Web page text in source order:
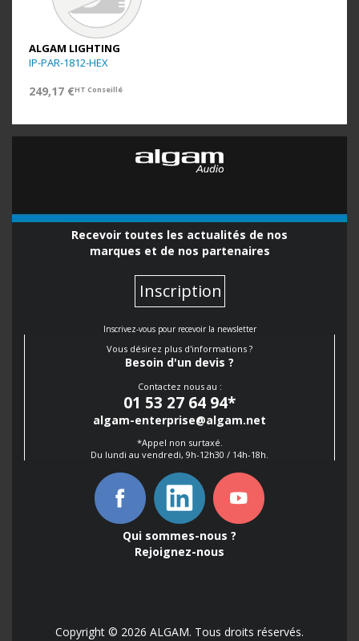
ALGAM LIGHTING
IP-PAR-1812-HEX
249,17 €HT Conseillé
Recevoir toutes les actualités de nos
marques et de nos partenaires
Inscription
Inscrivez-vous pour recevoir la newsletter
Vous désirez plus d'informations ?
Besoin d'un devis ?
Contactez nous au :
01 53 27 64 94*
algam-enterprise@algam.net
*Appel non surtaxé.
Du lundi au vendredi, 9h-12h30 / 14h-18h.
Qui sommes-nous ?
Rejoignez-nous
Copyright © 2026 ALGAM. Tous droits réservés.